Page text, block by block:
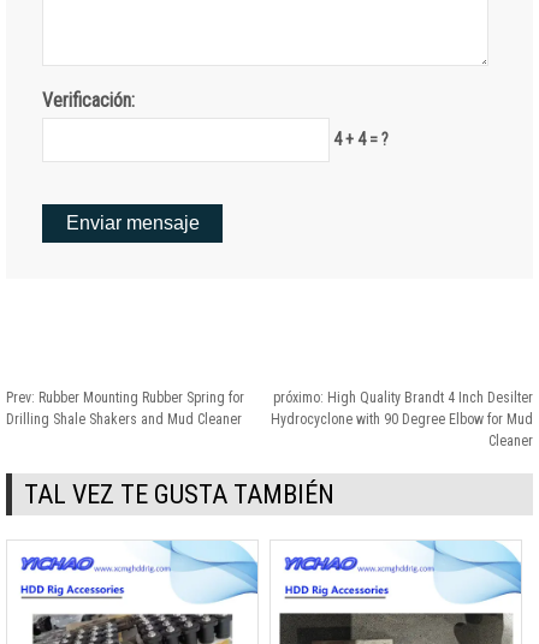
Verificación:
4 + 4 = ?
Prev: Rubber Mounting Rubber Spring for
Drilling Shale Shakers and Mud Cleaner
próximo: High Quality Brandt 4 Inch Desilter
Hydrocyclone with 90 Degree Elbow for Mud
Cleaner
TAL VEZ TE GUSTA TAMBIÉN